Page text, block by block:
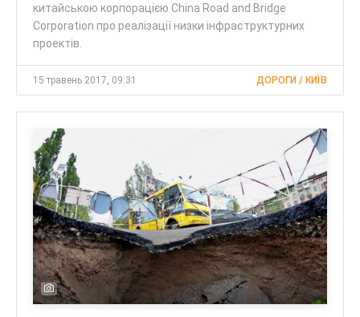
китайською корпорацією China Road and Bridge
Corporation про реалізації низки інфраструктурних
проектів.
15 травень 2017, 09:31 ДОРОГИ / КИЇВ